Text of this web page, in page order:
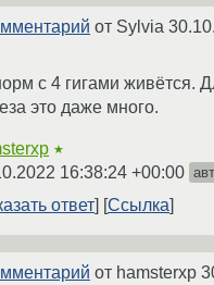
от Sylvia
с 4 гигами живётся.
это даже много.
★
16:38:24 +00:00
ответ Ссылка
от hamsterxp